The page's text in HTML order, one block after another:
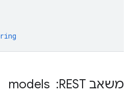
משאב REST: ‏ models